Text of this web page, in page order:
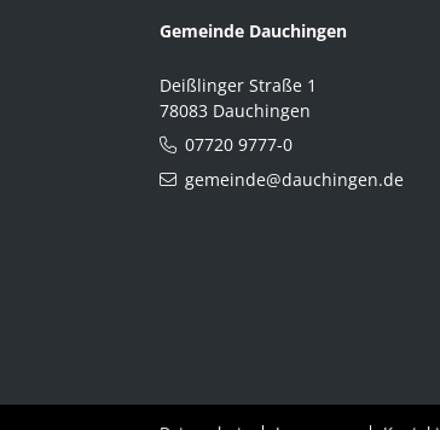
Gemeinde Dauchingen
Deißlinger Straße 1
78083 Dauchingen
07720 9777-0
gemeinde@dauchingen.de